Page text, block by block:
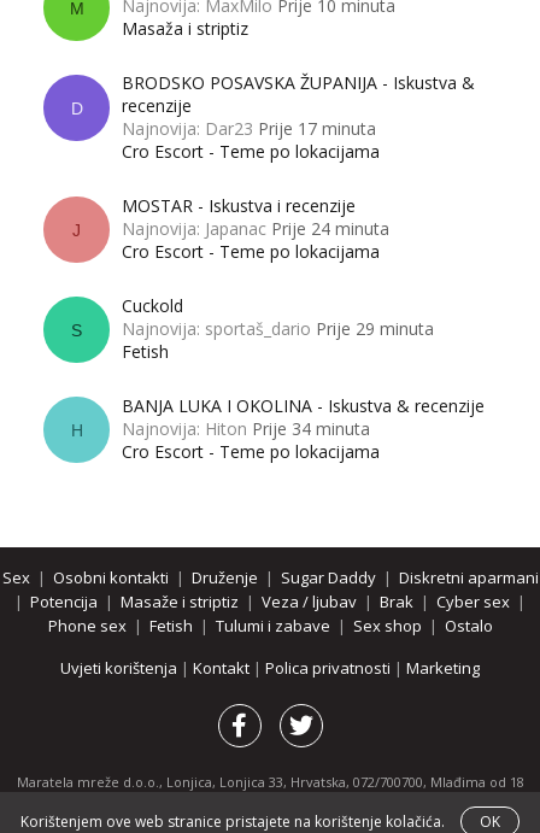
M
Najnovija: MaxMilo Prije 10 minuta
Masaža i striptiz
D
BRODSKO POSAVSKA ŽUPANIJA - Iskustva &
recenzije
Najnovija: Dar23 Prije 17 minuta
Cro Escort - Teme po lokacijama
J
MOSTAR - Iskustva i recenzije
Najnovija: Japanac Prije 24 minuta
Cro Escort - Teme po lokacijama
S
Cuckold
Najnovija: sportaš_dario Prije 29 minuta
Fetish
H
BANJA LUKA I OKOLINA - Iskustva & recenzije
Najnovija: Hiton Prije 34 minuta
Cro Escort - Teme po lokacijama
Sex| Osobni kontakti | Druženje | Sugar Daddy| Diskretni aparmani
| Potencija | Masaže i striptiz | Veza / ljubav | Brak | Cyber sex |
Phone sex| Fetish | Tulumi i zabave | Sex shop | Ostalo
Uvjeti korištenja | Kontakt | Polica privatnosti | Marketing
Maratela mreže d.o.o., Lonjica, Lonjica 33, Hrvatska, 072/700700, Mlađima od 18
godina zabranjeno je pregledavanje stranice i svih njenih dijelova.
Partnerski portali:osobnikontakti.com|hotline.hr|ThePornDude.com
Korištenjem ove web stranice pristajete na korištenje kolačića. OK